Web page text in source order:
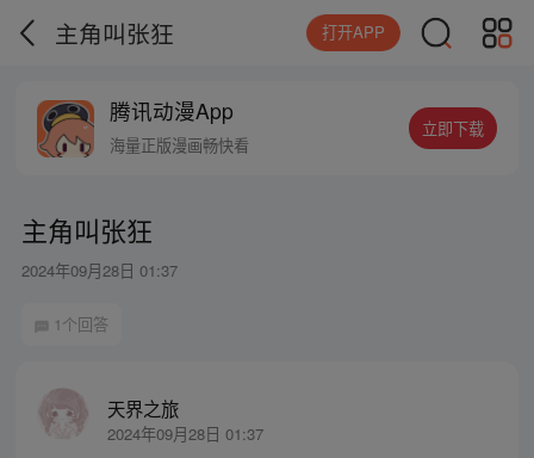
主角叫张狂 打开APP
腾讯动漫App
海量正版漫画畅快看
立即下载
主角叫张狂
2024年09月28日 01:37
1个回答
天界之旅
2024年09月28日 01:37